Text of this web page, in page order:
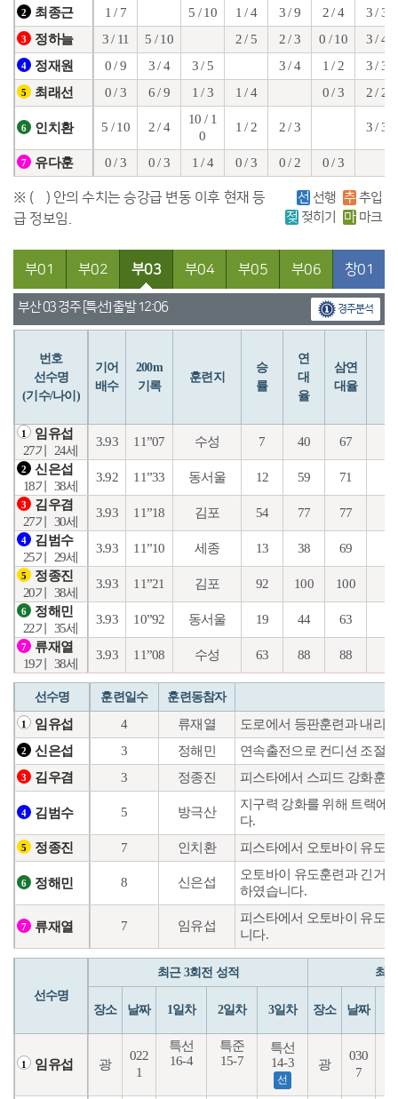
2 최종근 1 / 7 5 / 10 1 / 4 3 / 9 2 / 4 3 / 3
3 정하늘 3 / 11 5 / 10 2 / 5 2 / 3 0 / 10 3 / 4
4 정재원 0 / 9 3 / 4 3 / 5 3 / 4 1 / 2 3 / 3
5 최래선 0 / 3 6 / 9 1 / 3 1 / 4 0 / 3 2 / 2
6 인치환 5 / 10 2 / 4
10 / 1
0
1 / 2 2 / 3 3 / 3
7 유다훈 0 / 3 0 / 3 1 / 4 0 / 3 0 / 2 0 / 3
※ ( ) 안의 수치는 승강급 변동 이후 현재 등
급 정보임.
선 선행 추 추입
젖 젖히기 마 마크
부01 부02 부03 부04 부05 부06 창01
부산 03 경주 [특선] 출발 12:06 경주분석
번호
선수명
(기수/나이)
기어
배수
200m
기록
훈련지
승
률
연
대
율
삼연
대율
1
임유섭
27기
24세
3.93 11”07 수성 7 40 67
2
신은섭
18기
38세
3.92 11”33 동서울 12 59 71
3
김우겸
27기
30세
3.93 11”18 김포 54 77 77
4
김범수
25기
29세
3.93 11”10 세종 13 38 69
5
정종진
20기
38세
3.93 11”21 김포 92 100 100
6
정해민
22기
35세
3.93 10”92 동서울 19 44 63
7
류재열
19기
38세
3.93 11”08 수성 63 88 88
선수명 훈련일수 훈련동참자
1 임유섭 4 류재열 도로에서 등판훈련과 내리
2 신은섭 3 정해민 연속출전으로 컨디션 조절
3 김우겸 3 정종진 피스타에서 스피드 강화훈
4 김범수 5 방극산
지구력 강화를 위해 트랙에
다.
5 정종진 7 인치환 피스타에서 오토바이 유도
6 정해민 8 신은섭
오토바이 유도훈련과 긴거
하였습니다.
7 류재열 7 임유섭
피스타에서 오토바이 유도
니다.
선수명
최근 3회전 성적 최
장소 날짜 1일차 2일차 3일차 장소 날짜
1 임유섭 광
022
1
특선
16-4
특준
15-7
특선
14-3
선
광
030
7